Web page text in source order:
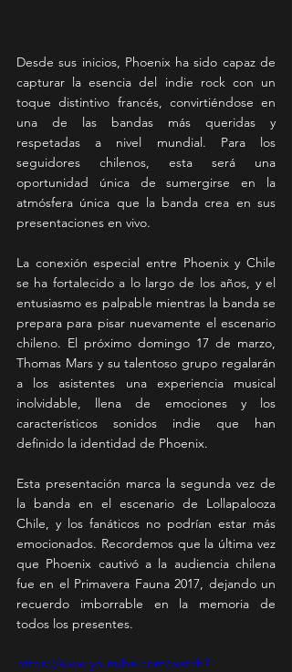
Desde sus inicios, Phoenix ha sido capaz de
capturar la esencia del indie rock con un
toque distintivo francés, convirtiéndose en
una de las bandas más queridas y
respetadas a nivel mundial. Para los
seguidores chilenos, esta será una
oportunidad única de sumergirse en la
atmósfera única que la banda crea en sus
presentaciones en vivo.
La conexión especial entre Phoenix y Chile
se ha fortalecido a lo largo de los años, y el
entusiasmo es palpable mientras la banda se
prepara para pisar nuevamente el escenario
chileno. El próximo domingo 17 de marzo,
Thomas Mars y su talentoso grupo regalarán
a los asistentes una experiencia musical
inolvidable, llena de emociones y los
característicos sonidos indie que han
definido la identidad de Phoenix.
Esta presentación marca la segunda vez de
la banda en el escenario de Lollapalooza
Chile, y los fanáticos no podrían estar más
emocionados. Recordemos que la última vez
que Phoenix cautivó a la audiencia chilena
fue en el Primavera Fauna 2017, dejando un
recuerdo imborrable en la memoria de
todos los presentes.
https://www.youtube.com/watch?